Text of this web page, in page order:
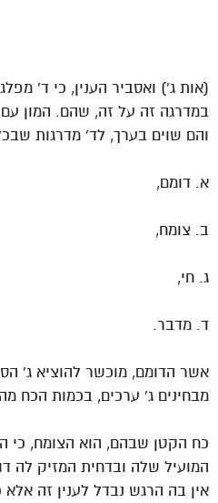
(אות ג') ואסביר הענין, כי ד'
במדרגה זה על זה, שהם. המון
והם שוים בערך, לד' מדרגות
א. דומם,
ב. צומח,
ג. חי,
ד. מדבר.
אשר הדומם, מוכשר להוציא ג'
מבחינים ג' ערכים, בכמות הכח
כח הקטן שבהם, הוא הצומח,
המועיל שלה ובדחית המזיק לה
אין בה הרגש נבדל לענין זה